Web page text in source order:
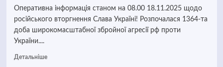
Оперативна інформація станом на 08.00 18.11.2025 щодо
російського вторгнення Слава Україні! Розпочалася 1364-та
доба широкомасштабної збройної агресії рф проти
України....
Детальніше